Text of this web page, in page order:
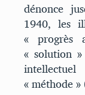
dénonce
1940, les
« progrès
« solution
« méthode